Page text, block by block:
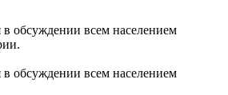
обсуждении всем населением
обсуждении всем населением